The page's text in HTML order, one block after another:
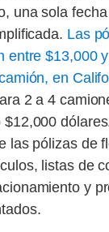
una sola
Las
entre $13,000
en
2 a 4
$12,000
las pólizas de
listas de
y